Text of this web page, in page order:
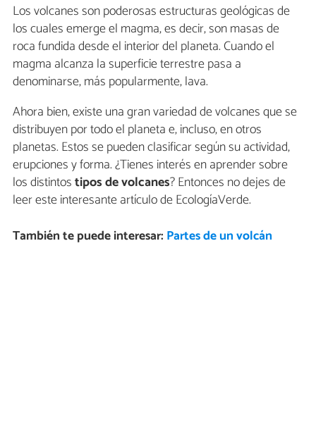
Los volcanes son poderosas estructuras geológicas de
los cuales emerge el magma, es decir, son masas de
roca fundida desde el interior del planeta. Cuando el
magma alcanza la superficie terrestre pasa a
denominarse, más popularmente, lava.
Ahora bien, existe una gran variedad de volcanes que se
distribuyen por todo el planeta e, incluso, en otros
planetas. Estos se pueden clasificar según su actividad,
erupciones y forma. ¿Tienes interés en aprender sobre
los distintostipos de volcanes? Entonces no dejes de
leer este interesante artículo de EcologíaVerde.
También te puede interesar: Partes de un volcán